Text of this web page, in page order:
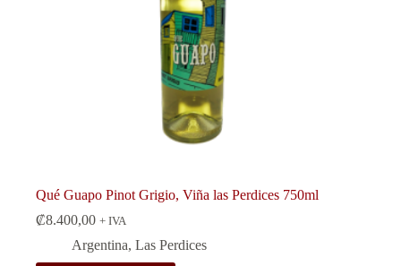
Qué Guapo Pinot Grigio, Viña las Perdices 750ml
₡8.400,00 + IVA
Argentina, Las Perdices